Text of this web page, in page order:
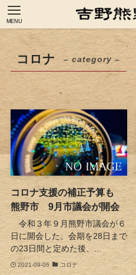
MENU
コロナ – category –
コロナ支援の補正予算も
熊野市 9月市議会が開会
令和３年９月熊野市議会が６
日に開会した。会期を28日まで
の23日間と定めた後、...
2021-09-06 コロナ